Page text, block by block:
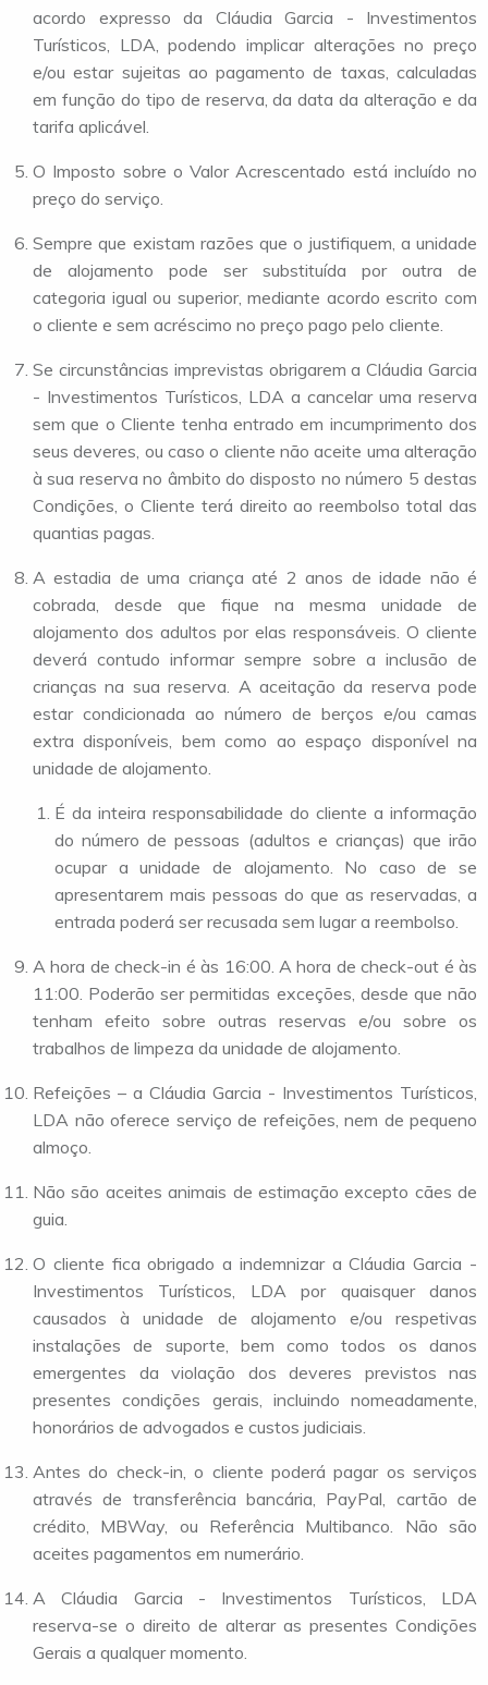
acordo expresso da Cláudia Garcia - Investimentos
Turísticos, LDA, podendo implicar alterações no preço
e/ou estar sujeitas ao pagamento de taxas, calculadas
em função do tipo de reserva, da data da alteração e da
tarifa aplicável.
O Imposto sobre o Valor Acrescentado está incluído no
preço do serviço.
Sempre que existam razões que o justifiquem, a unidade
de alojamento pode ser substituída por outra de
categoria igual ou superior, mediante acordo escrito com
o cliente e sem acréscimo no preço pago pelo cliente.
Se circunstâncias imprevistas obrigarem a Cláudia Garcia
- Investimentos Turísticos, LDA a cancelar uma reserva
sem que o Cliente tenha entrado em incumprimento dos
seus deveres, ou caso o cliente não aceite uma alteração
à sua reserva no âmbito do disposto no número 5 destas
Condições, o Cliente terá direito ao reembolso total das
quantias pagas.
A estadia de uma criança até 2 anos de idade não é
cobrada, desde que fique na mesma unidade de
alojamento dos adultos por elas responsáveis. O cliente
deverá contudo informar sempre sobre a inclusão de
crianças na sua reserva. A aceitação da reserva pode
estar condicionada ao número de berços e/ou camas
extra disponíveis, bem como ao espaço disponível na
unidade de alojamento.
É da inteira responsabilidade do cliente a informação
do número de pessoas (adultos e crianças) que irão
ocupar a unidade de alojamento. No caso de se
apresentarem mais pessoas do que as reservadas, a
entrada poderá ser recusada sem lugar a reembolso.
A hora de check-in é às 16:00. A hora de check-out é às
11:00. Poderão ser permitidas exceções, desde que não
tenham efeito sobre outras reservas e/ou sobre os
trabalhos de limpeza da unidade de alojamento.
Refeições – a Cláudia Garcia - Investimentos Turísticos,
LDA não oferece serviço de refeições, nem de pequeno
almoço.
Não são aceites animais de estimação excepto cães de
guia.
O cliente fica obrigado a indemnizar a Cláudia Garcia -
Investimentos Turísticos, LDA por quaisquer danos
causados à unidade de alojamento e/ou respetivas
instalações de suporte, bem como todos os danos
emergentes da violação dos deveres previstos nas
presentes condições gerais, incluindo nomeadamente,
honorários de advogados e custos judiciais.
Antes do check-in, o cliente poderá pagar os serviços
através de transferência bancária, PayPal, cartão de
crédito, MBWay, ou Referência Multibanco. Não são
aceites pagamentos em numerário.
A Cláudia Garcia - Investimentos Turísticos, LDA
reserva-se o direito de alterar as presentes Condições
Gerais a qualquer momento.